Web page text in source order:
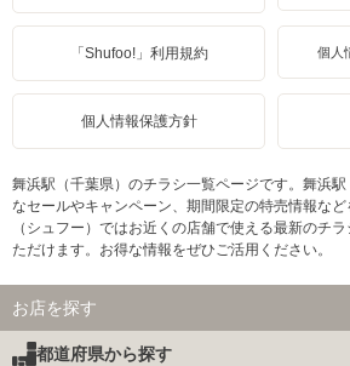
「Shufoo!」利用規約 個人
個人情報保護方針
舞浜駅（千葉県）のチラシ一覧ページです。舞浜
なセールやキャンペーン、期間限定の特売情報な
（シュフー）ではお近くの店舗で使える最新のチ
ただけます。お得な情報をぜひご活用ください。
お店を探す
都道府県から探す